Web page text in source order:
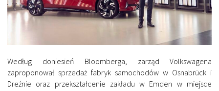
Według doniesień Bloomberga, zarząd Volkswagena
zaproponował sprzedaż fabryk samochodów w Osnabrück i
Dreźnie oraz przekształcenie zakładu w Emden w miejsce